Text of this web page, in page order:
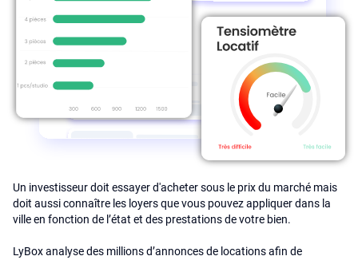
Un investisseur doit essayer d'acheter sous le prix du marché mais
doit aussi connaître les loyers que vous pouvez appliquer dans la
ville en fonction de l’état et des prestations de votre bien.
LyBox analyse des millions d’annonces de locations afin de